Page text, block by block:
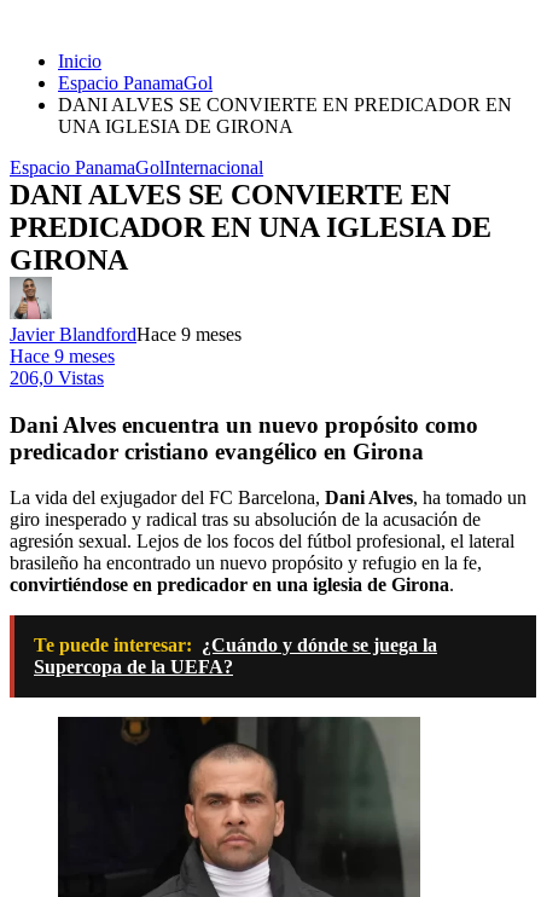
Inicio
Espacio PanamaGol
DANI ALVES SE CONVIERTE EN PREDICADOR EN
UNA IGLESIA DE GIRONA
Espacio PanamaGolInternacional
DANI ALVES SE CONVIERTE EN
PREDICADOR EN UNA IGLESIA DE
GIRONA
Javier BlandfordHace 9 meses
Hace 9 meses
206,0 Vistas
Dani Alves encuentra un nuevo propósito como
predicador cristiano evangélico en Girona
La vida del exjugador del FC Barcelona, Dani Alves, ha tomado un
giro inesperado y radical tras su absolución de la acusación de
agresión sexual. Lejos de los focos del fútbol profesional, el lateral
brasileño ha encontrado un nuevo propósito y refugio en la fe,
convirtiéndose en predicador en una iglesia de Girona.
Te puede interesar: ¿Cuándo y dónde se juega la
Supercopa de la UEFA?